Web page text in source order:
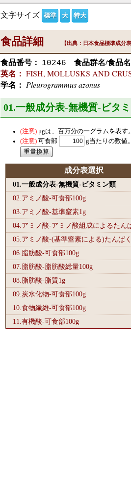
文字サイズ 標準 大 特大
食品詳細 【出典：日本食品標準成分
食品番号： 10246 食品群名/食品名
英名： FISH, MOLLUSKS AND
学名： Pleurogrammus azonus
01.一般成分表-無機質-ビタ
μgは、百万分の一グラムを表す。
可食部
g当たりの数値。
成分表選択
01.一般成分表-無機質-ビタミン類
02.アミノ酸-可食部100g
03.アミノ酸-基準窒素1g
04.アミノ酸-アミノ酸組成によるたん
05.アミノ酸-(基準窒素による)たんぱ
06.脂肪酸-可食部100g
07.脂肪酸-脂肪酸総量100g
08.脂肪酸-脂質1g
09.炭水化物-可食部100g
10.食物繊維-可食部100g
11.有機酸-可食部100g